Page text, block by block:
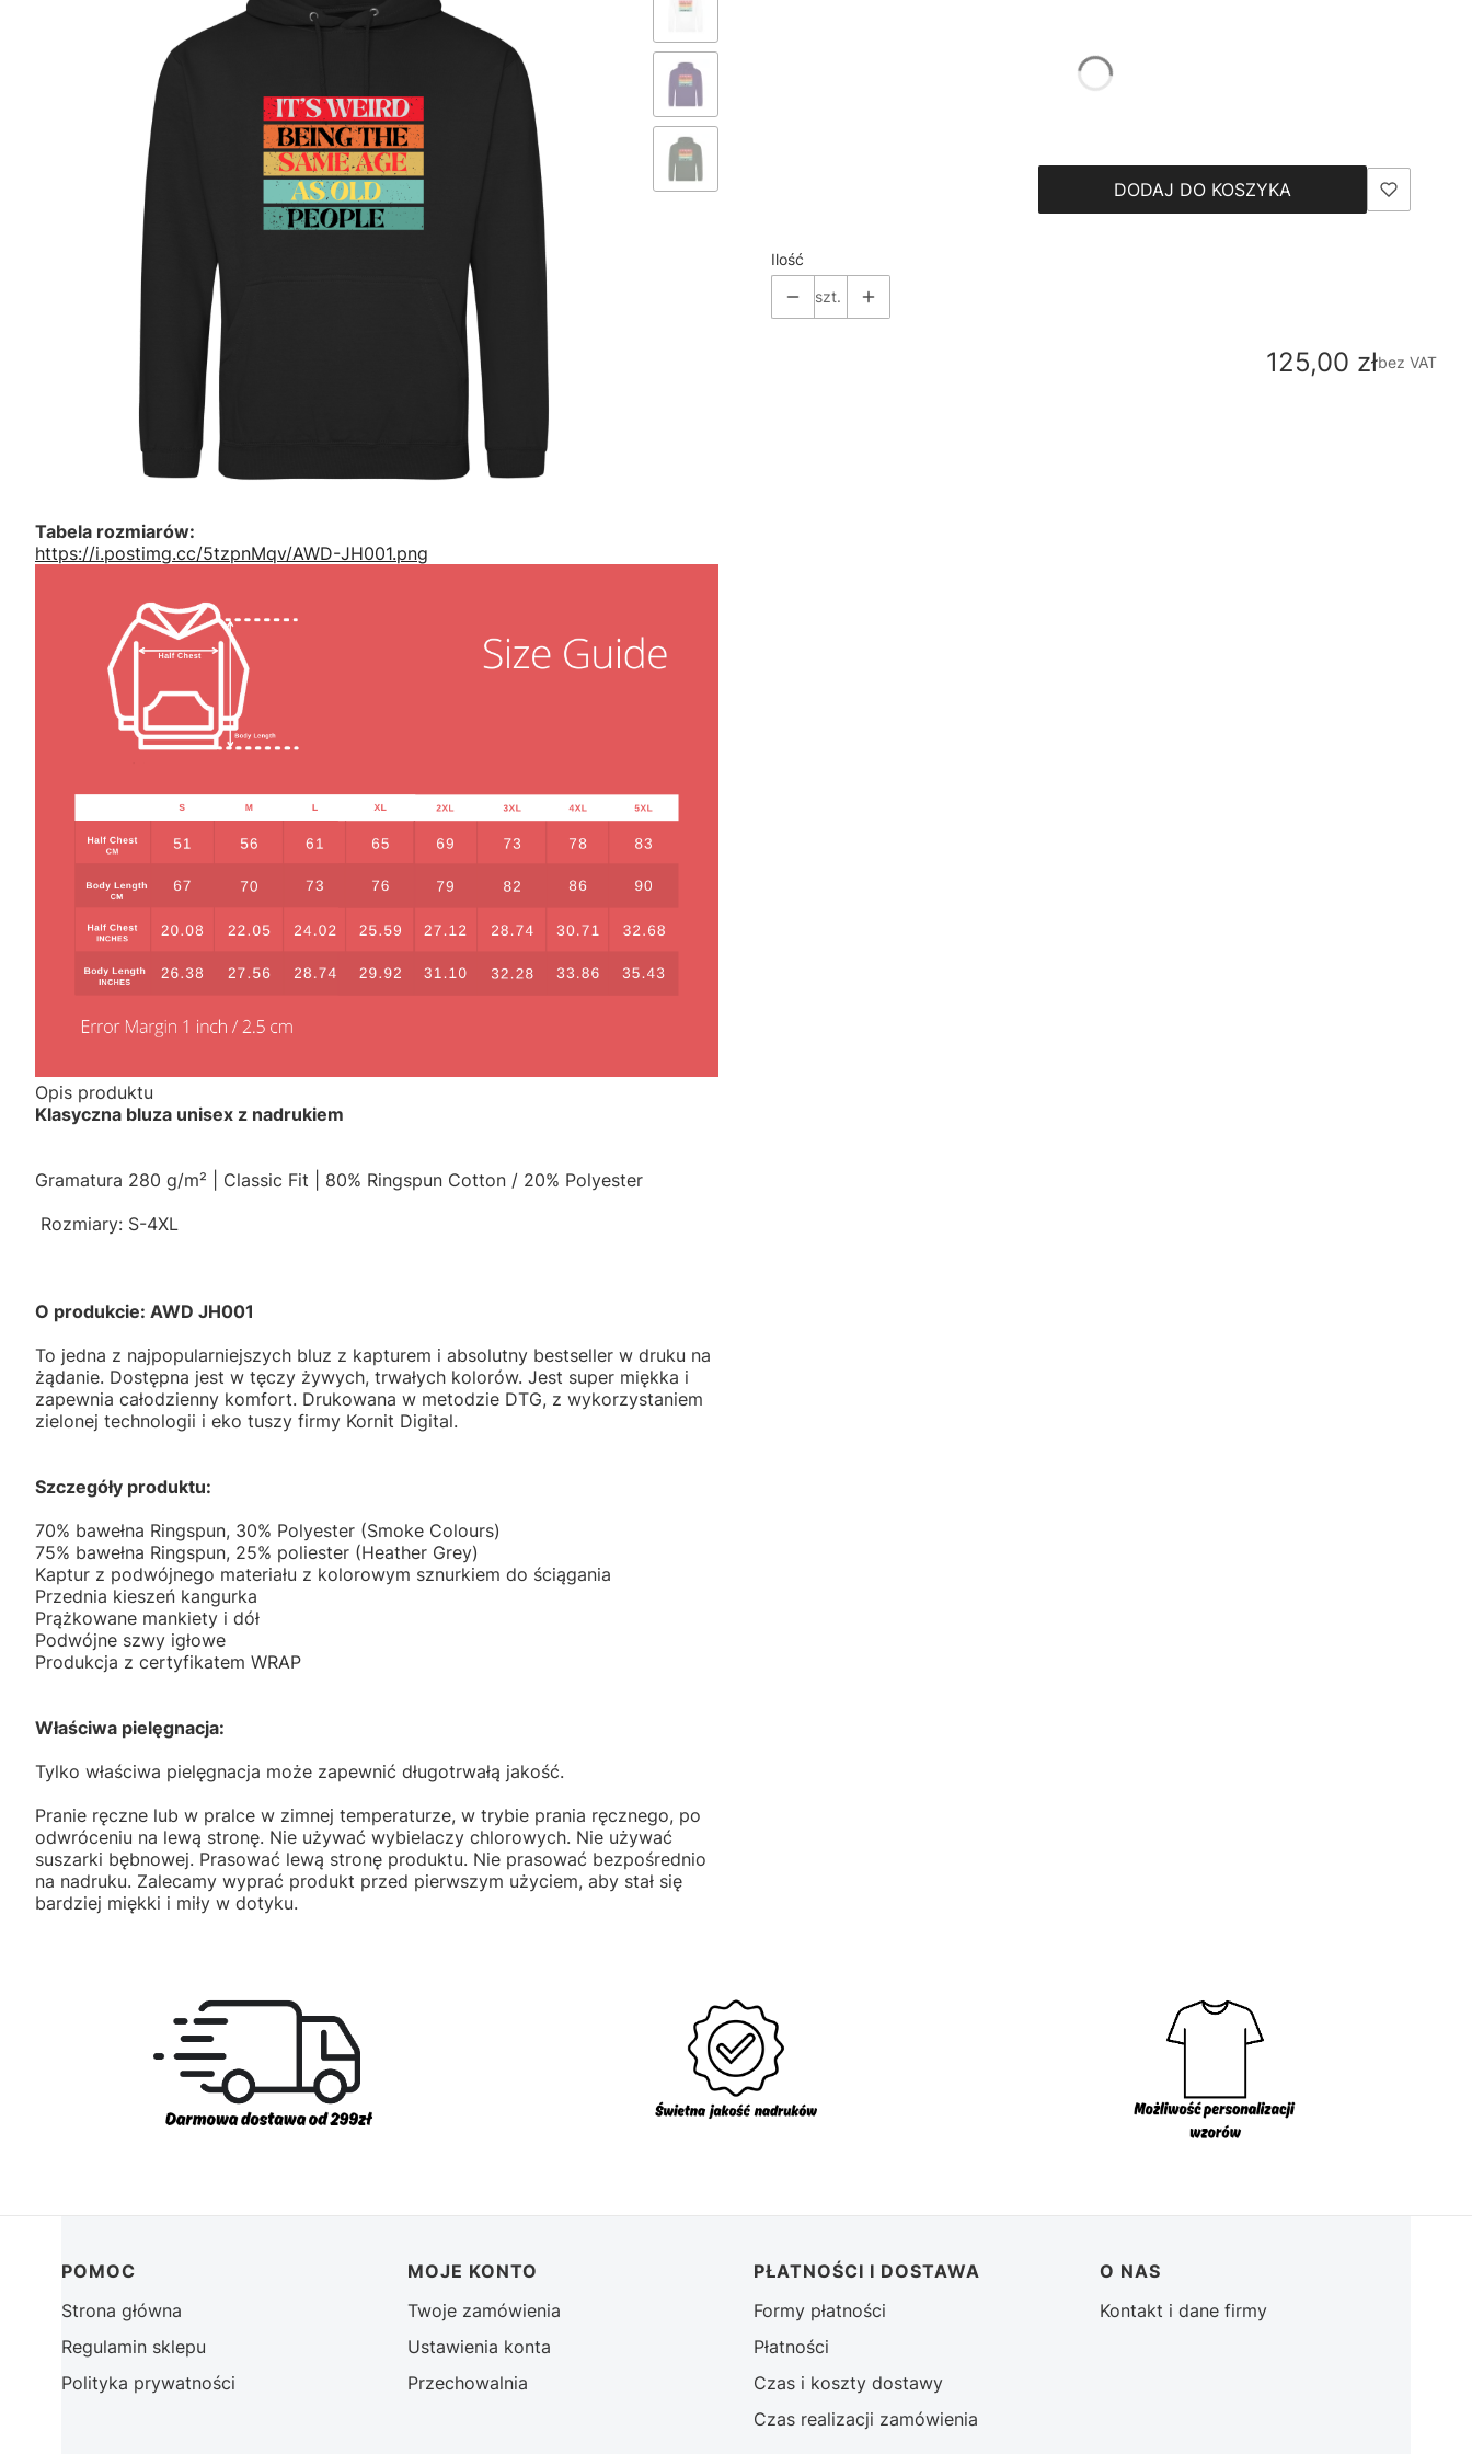
DODAJ DO KOSZYKA
Ilość
szt.
Cena
125,00 złbez VAT
Tabela rozmiarów:
https://i.postimg.cc/5tzpnMqv/AWD-JH001.png
Opis produktu
Klasyczna bluza unisex z nadrukiem
Gramatura 280 g/m² | Classic Fit | 80% Ringspun Cotton / 20% Polyester
Rozmiary: S-4XL
O produkcie: AWD JH001
To jedna z najpopularniejszych bluz z kapturem i absolutny bestseller w druku na
żądanie. Dostępna jest w tęczy żywych, trwałych kolorów. Jest super miękka i
zapewnia całodzienny komfort. Drukowana w metodzie DTG, z wykorzystaniem
zielonej technologii i eko tuszy firmy Kornit Digital.
Szczegóły produktu:
70% bawełna Ringspun, 30% Polyester (Smoke Colours)
75% bawełna Ringspun, 25% poliester (Heather Grey)
Kaptur z podwójnego materiału z kolorowym sznurkiem do ściągania
Przednia kieszeń kangurka
Prążkowane mankiety i dół
Podwójne szwy igłowe
Produkcja z certyfikatem WRAP
Właściwa pielęgnacja:
Tylko właściwa pielęgnacja może zapewnić długotrwałą jakość.
Pranie ręczne lub w pralce w zimnej temperaturze, w trybie prania ręcznego, po
odwróceniu na lewą stronę. Nie używać wybielaczy chlorowych. Nie używać
suszarki bębnowej. Prasować lewą stronę produktu. Nie prasować bezpośrednio
na nadruku. Zalecamy wyprać produkt przed pierwszym użyciem, aby stał się
bardziej miękki i miły w dotyku.
Linki w stopce
POMOC
Strona główna
Regulamin sklepu
Polityka prywatności
MOJE KONTO
Twoje zamówienia
Ustawienia konta
Przechowalnia
PŁATNOŚCI I DOSTAWA
Formy płatności
Płatności
Czas i koszty dostawy
Czas realizacji zamówienia
O NAS
Kontakt i dane firmy